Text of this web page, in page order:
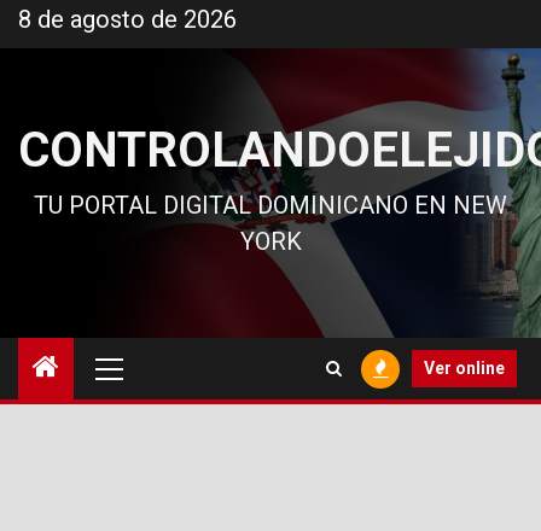
al
8 de agosto de 2026
TU PORTAL DIGITAL DOMINICANO EN NEW
YORK
principal
Ver online